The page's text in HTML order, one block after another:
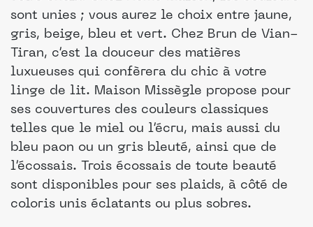
sont unies ; vous aurez le choix entre jaune,
gris, beige, bleu et vert. Chez Brun de Vian-
Tiran, c’est la douceur des matières
luxueuses qui confèrera du chic à votre
linge de lit. Maison Missègle propose pour
ses couvertures des couleurs classiques
telles que le miel ou l’écru, mais aussi du
bleu paon ou un gris bleuté, ainsi que de
l’écossais. Trois écossais de toute beauté
sont disponibles pour ses plaids, à côté de
coloris unis éclatants ou plus sobres.